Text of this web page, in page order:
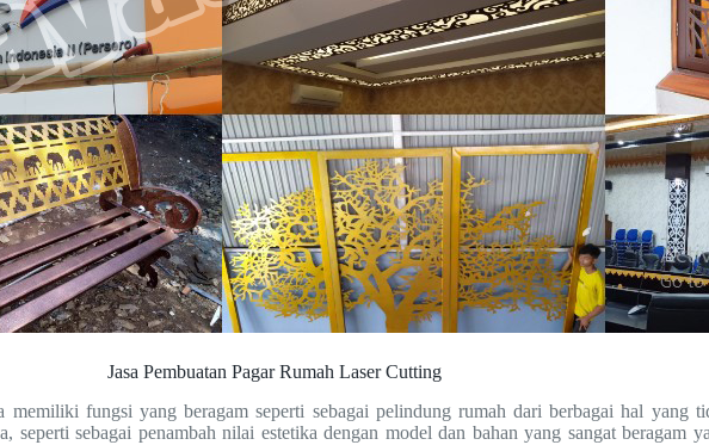
Jasa Pembuatan Pagar Rumah Laser Cutting
memiliki fungsi yang beragam seperti sebagai pelindung rumah dari berbagai hal yang
sebagai penambah nilai estetika dengan model dan bahan yang sangat beragam